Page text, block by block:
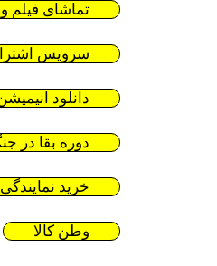
تماشای فیلم
سرویس
دانلود
دوره بقا در
خرید
وطن کالا